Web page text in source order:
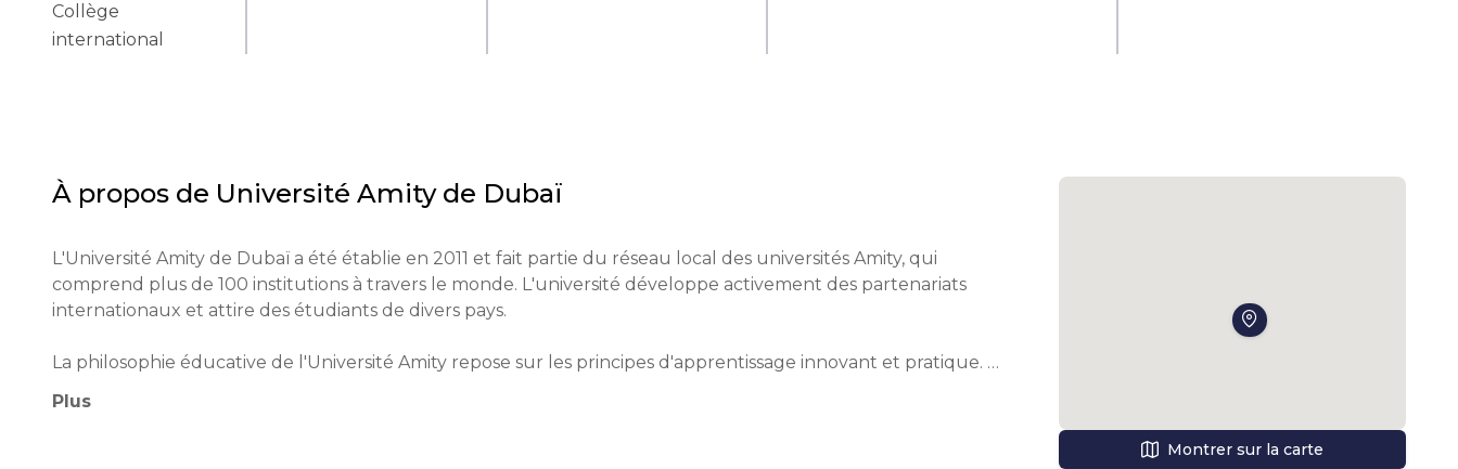
Collège
international
À propos de Université Amity de Dubaï
L'Université Amity de Dubaï a été établie en 2011 et fait partie du réseau local des universités Amity, qui
comprend plus de 100 institutions à travers le monde. L'université développe activement des partenariats
internationaux et attire des étudiants de divers pays.
La philosophie éducative de l'Université Amity repose sur les principes d'apprentissage innovant et pratique.
modernes dans le processus éducatif.
Plus
Montrer sur la carte